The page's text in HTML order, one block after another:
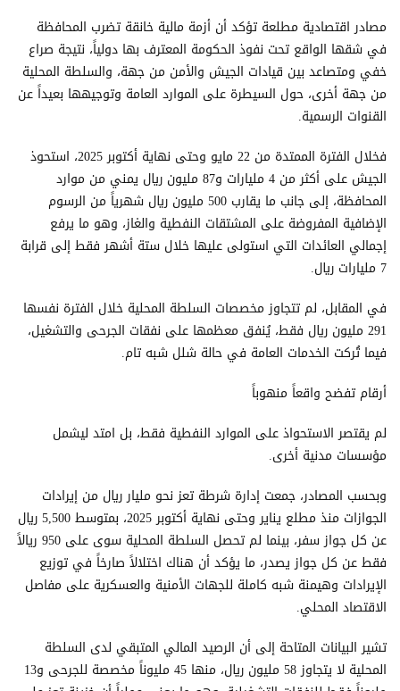
مصادر اقتصادية مطلعة تؤكد أن أزمة مالية خانقة تضرب المحافظة
في شقها الواقع تحت نفوذ الحكومة المعترف بها دولياً، نتيجة صراع
خفي ومتصاعد بين قيادات الجيش والأمن من جهة، والسلطة المحلية
من جهة أخرى، حول السيطرة على الموارد العامة وتوجيهها بعيداً عن
القنوات الرسمية.
فخلال الفترة الممتدة من 22 مايو وحتى نهاية أكتوبر 2025، استحوذ
الجيش على أكثر من 4 مليارات و87 مليون ريال يمني من موارد
المحافظة، إلى جانب ما يقارب 500 مليون ريال شهرياً من الرسوم
الإضافية المفروضة على المشتقات النفطية والغاز، وهو ما يرفع
إجمالي العائدات التي استولى عليها خلال ستة أشهر فقط إلى قرابة
7 مليارات ريال.
في المقابل، لم تتجاوز مخصصات السلطة المحلية خلال الفترة نفسها
291 مليون ريال فقط، يُنفق معظمها على نفقات الجرحى والتشغيل،
فيما تُركت الخدمات العامة في حالة شلل شبه تام.
أرقام تفضح واقعاً منهوباً
لم يقتصر الاستحواذ على الموارد النفطية فقط، بل امتد ليشمل
مؤسسات مدنية أخرى.
وبحسب المصادر، جمعت إدارة شرطة تعز نحو مليار ريال من إيرادات
الجوازات منذ مطلع يناير وحتى نهاية أكتوبر 2025، بمتوسط 5,500 ريال
عن كل جواز سفر، بينما لم تحصل السلطة المحلية سوى على 950 ريالاً
فقط عن كل جواز يصدر، ما يؤكد أن هناك اختلالاً صارخاً في توزيع
الإيرادات وهيمنة شبه كاملة للجهات الأمنية والعسكرية على مفاصل
الاقتصاد المحلي.
تشير البيانات المتاحة إلى أن الرصيد المالي المتبقي لدى السلطة
المحلية لا يتجاوز 58 مليون ريال، منها 45 مليوناً مخصصة للجرحى و13